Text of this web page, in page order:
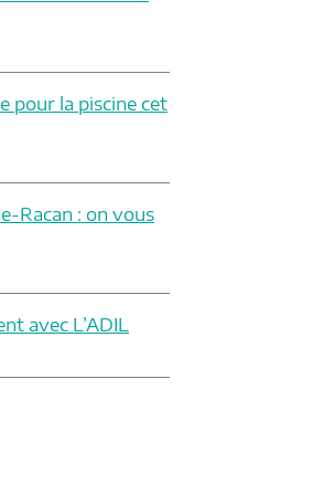
pour la piscine cet
Racan : on vous
avec L’ADIL